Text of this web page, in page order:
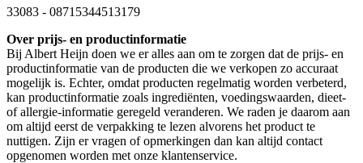
33083 - 08715344513179
Over prijs- en productinformatie
Bij Albert Heijn doen we er alles aan om te zorgen dat de prijs- en
productinformatie van de producten die we verkopen zo accuraat
mogelijk is. Echter, omdat producten regelmatig worden verbeterd,
kan productinformatie zoals ingrediënten, voedingswaarden, dieet-
of allergie-informatie geregeld veranderen. We raden je daarom aan
om altijd eerst de verpakking te lezen alvorens het product te
nuttigen. Zijn er vragen of opmerkingen dan kan altijd contact
opgenomen worden met onze klantenservice.